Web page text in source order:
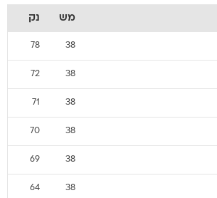
מש נק
38
78
38
72
38
71
38
70
38
69
38
64